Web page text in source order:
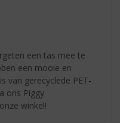
een tas mee te
een mooie en
van gerecyclede PET-
ons Piggy
winkel!